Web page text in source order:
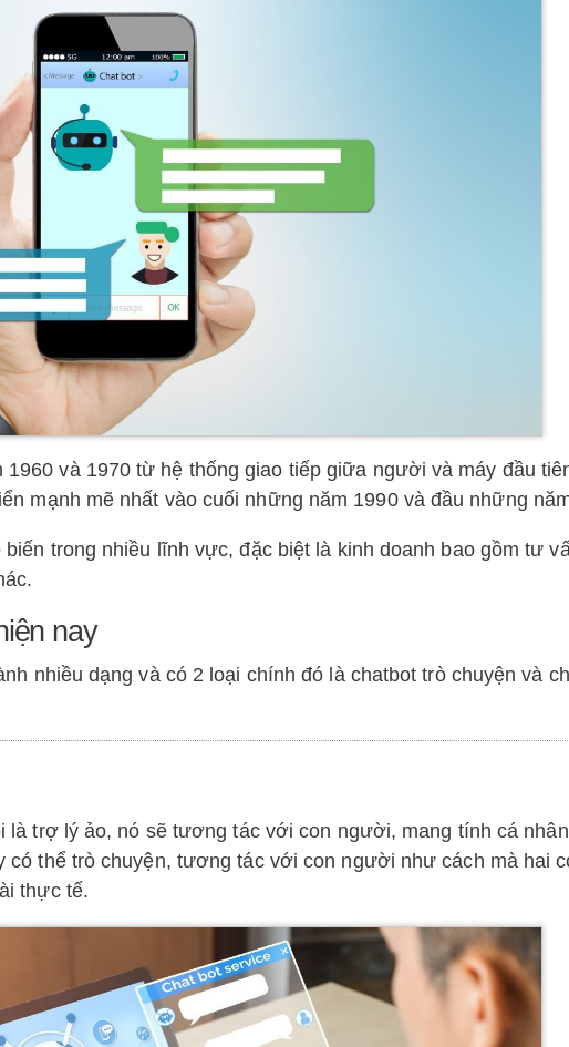
và 1970 từ hệ thống giao tiếp giữa người và máy đầu
mạnh mẽ nhất vào cuối những năm 1990 và đầu những
trong nhiều lĩnh vực, đặc biệt là kinh doanh bao gồm tư
nay
nhiều dạng và có 2 loại chính đó là chatbot trò chuyện và
là trợ lý ảo, nó sẽ tương tác với con người, mang tính cá
có thể trò chuyện, tương tác với con người như cách mà hai
thực tế.